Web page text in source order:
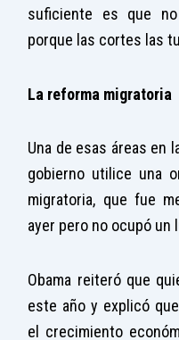
suficiente es que
porque las cortes las
La reforma migratoria
Una de esas áreas en
gobierno utilice una
migratoria, que fue
ayer pero no ocupó un
Obama reiteró que
este año y explicó
el crecimiento